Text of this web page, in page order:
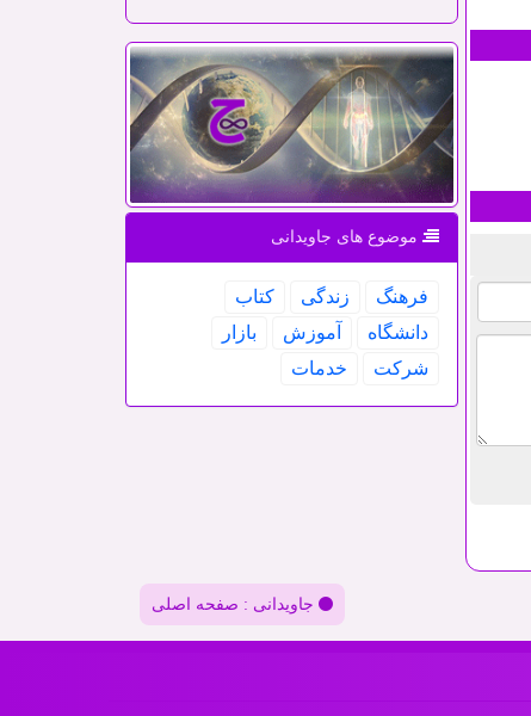
موضوع های جاویدانی
فرهنگ زندگی
كتاب
دانشگاه
آموزش
بازار
شركت
خدمات
جاویدانی : صفحه اصلی